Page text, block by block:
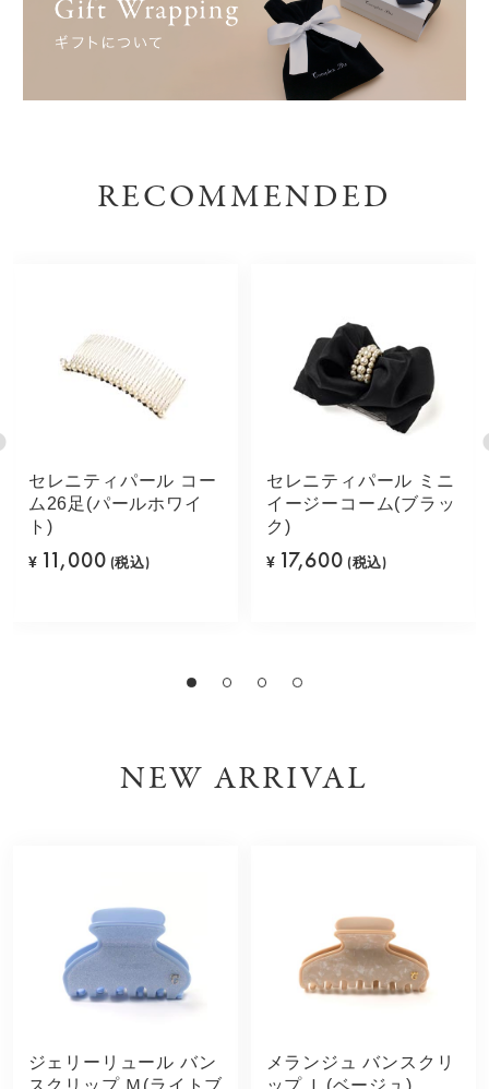
RECOMMENDED
セレニティパール コー
ム26足(パールホワイ
ト)
¥ 11,000 (税込)
セレニティパール ミニ
イージーコーム(ブラッ
ク)
¥ 17,600 (税込)
NEW ARRIVAL
ジェリーリュール バン
メランジュ バンスクリ